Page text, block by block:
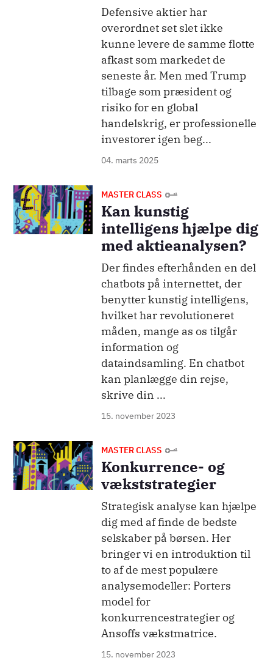
Defensive aktier har
overordnet set slet ikke
kunne levere de samme flotte
afkast som markedet de
seneste år. Men med Trump
tilbage som præsident og
risiko for en global
handelskrig, er professionelle
investorer igen beg...
04. marts 2025
Billede MASTER CLASS
Kan kunstig
intelligens hjælpe dig
med aktieanalysen?
Der findes efterhånden en del
chatbots på internettet, der
benytter kunstig intelligens,
hvilket har revolutioneret
måden, mange as os tilgår
information og
dataindsamling. En chatbot
kan planlægge din rejse,
skrive din ...
15. november 2023
Billede MASTER CLASS
Konkurrence- og
vækststrategier
Strategisk analyse kan hjælpe
dig med af finde de bedste
selskaber på børsen. Her
bringer vi en introduktion til
to af de mest populære
analysemodeller: Porters
model for
konkurrencestrategier og
Ansoffs vækstmatrice.
15. november 2023